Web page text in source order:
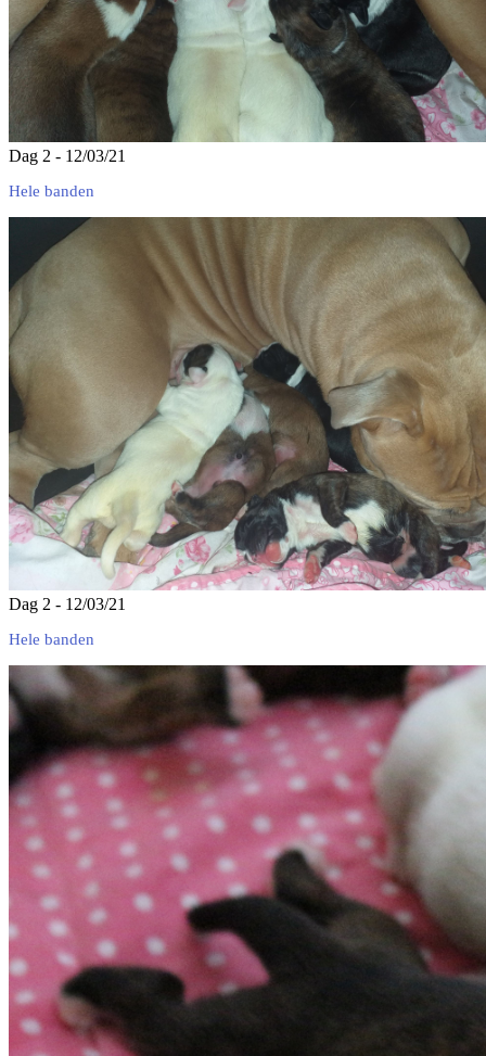
Dag 2 - 12/03/21
Hele banden
Dag 2 - 12/03/21
Hele banden